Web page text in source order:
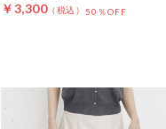
￥3,300 50％OFF